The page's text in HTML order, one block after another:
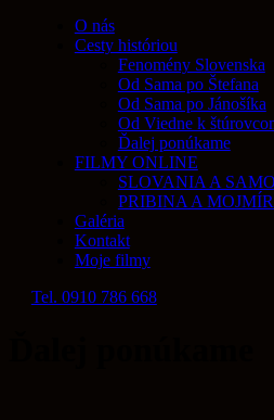
O nás
Cesty históriou
Fenomény Slovenska
Od Sama po Štefana
Od Sama po Jánošíka
Od Viedne k
Ďalej ponúkame
FILMY ONLINE
SLOVANIA A
PRIBINA A
Galéria
Kontakt
Moje filmy
Tel. 0910 786 668